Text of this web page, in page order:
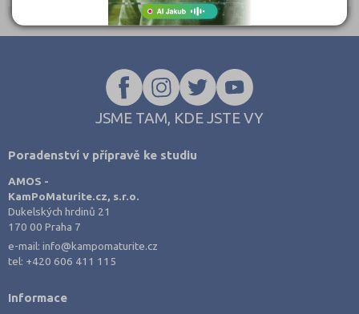
JSME TAM, KDE JSTE VY
Poradenství v přípravě ke studiu
AMOS -
KamPoMaturite.cz, s.r.o.
Dukelských hrdinů 21
170 00 Praha 7
e-mail:info@kampomaturite.cz
tel: +420 606 411 115
Informace